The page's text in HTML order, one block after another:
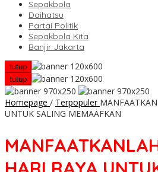
Sepakbola
Daihatsu
Partai Politik
Sepakbola Kita
Banjir Jakarta
tutup
tutup
Homepage / Terpopuler
UNTUK SALING MEMAAFKAN